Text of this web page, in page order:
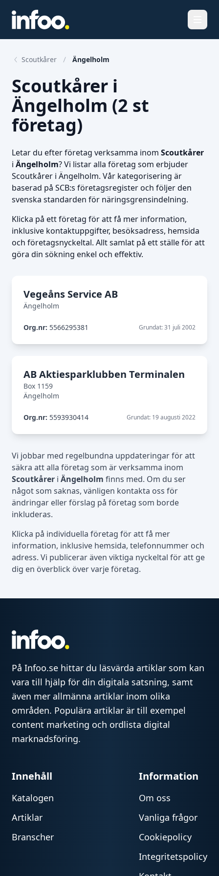
Scoutkårer Ängelholm
Scoutkårer i
Ängelholm (2 st
företag)
Letar du efter företag verksamma inom Scoutkårer
i Ängelholm? Vi listar alla företag som erbjuder
Scoutkårer i Ängelholm. Vår kategorisering är
baserad på SCB:s företagsregister och följer den
svenska standarden för näringsgrensindelning.
Klicka på ett företag för att få mer information,
inklusive kontaktuppgifter, besöksadress, hemsida
och företagsnyckeltal. Allt samlat på ett ställe för att
göra din sökning enkel och effektiv.
Vegeåns Service AB
Ängelholm
Org.nr: 5566295381 Grundat: 31 juli 2002
AB Aktiesparklubben Terminalen
Box 1159
Ängelholm
Org.nr: 5593930414 Grundat: 19 augusti 2022
Vi jobbar med regelbundna uppdateringar för att
säkra att alla företag som är verksamma inom
Scoutkårer i Ängelholm finns med. Om du ser
något som saknas, vänligen kontakta oss för
ändringar eller förslag på företag som borde
inkluderas.
Klicka på individuella företag för att få mer
information, inklusive hemsida, telefonnummer och
adress. Vi publicerar även viktiga nyckeltal för att ge
dig en överblick över varje företag.
På Infoo.se hittar du läsvärda artiklar som kan
vara till hjälp för din digitala satsning, samt
även mer allmänna artiklar inom olika
områden. Populära artiklar är till exempel
content marketing och ordlista digital
marknadsföring.
Innehåll
Katalogen
Artiklar
Branscher
Information
Om oss
Vanliga frågor
Cookiepolicy
Integritetspolicy